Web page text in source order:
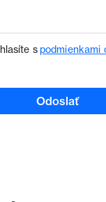
spodmienkami
Odoslať